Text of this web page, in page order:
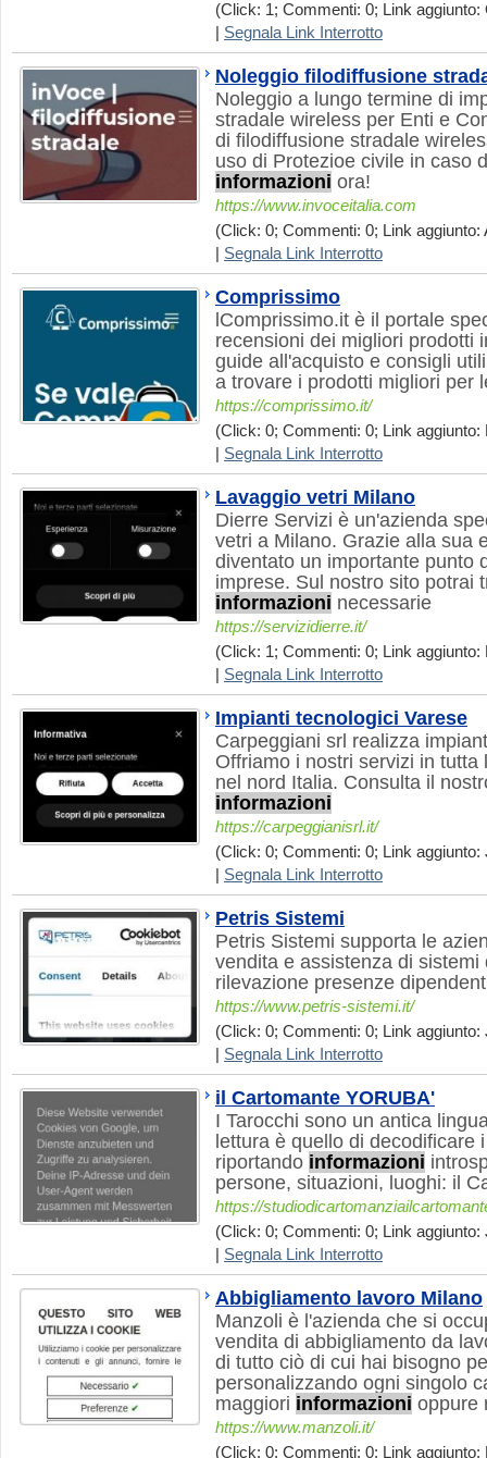
(Click: 1; Commenti: 0; Link aggiunto:
Segnala Link Interrotto
Noleggio filodiffusione
Noleggio a lungo termine di
stradale wireless per Enti e
di filodiffusione stradale
uso di Protezioe civile in caso
informazioni ora!
https://www.invoceitalia.com
(Click: 0; Commenti: 0; Link aggiunto:
Segnala Link Interrotto
Comprissimo
lComprissimo.it è il portale
recensioni dei migliori prodotti
guide all'acquisto e consigli
a trovare i prodotti migliori per
https://comprissimo.it/
(Click: 0; Commenti: 0; Link aggiunto:
Segnala Link Interrotto
Lavaggio vetri Milano
Dierre Servizi è un'azienda
vetri a Milano. Grazie alla sua
diventato un importante punto
imprese. Sul nostro sito potrai
informazioni necessarie
https://servizidierre.it/
(Click: 1; Commenti: 0; Link aggiunto:
Segnala Link Interrotto
Impianti tecnologici Varese
Carpeggiani srl realizza
Offriamo i nostri servizi in
nel nord Italia. Consulta il
informazioni
https://carpeggianisrl.it/
(Click: 0; Commenti: 0; Link aggiunto:
Segnala Link Interrotto
Petris Sistemi
Petris Sistemi supporta le
vendita e assistenza di
rilevazione presenze
https://www.petris-sistemi.it/
(Click: 0; Commenti: 0; Link aggiunto:
Segnala Link Interrotto
il Cartomante YORUBA'
I Tarocchi sono un antica
lettura è quello di decodificare
riportando informazioni
persone, situazioni, luoghi: il
https://
(Click: 0; Commenti: 0; Link aggiunto:
Segnala Link Interrotto
Abbigliamento lavoro Milano
Manzoli è l'azienda che si
vendita di abbigliamento da
di tutto ciò di cui hai bisogno
personalizzando ogni singolo
maggiori informazioni oppure
https://www.manzoli.it/
(Click: 0; Commenti: 0; Link aggiunto: